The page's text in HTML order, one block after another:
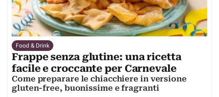
Food & Drink
Frappe senza glutine: una ricetta
facile e croccante per Carnevale
Come preparare le chiacchiere in versione
gluten-free, buonissime e fragranti